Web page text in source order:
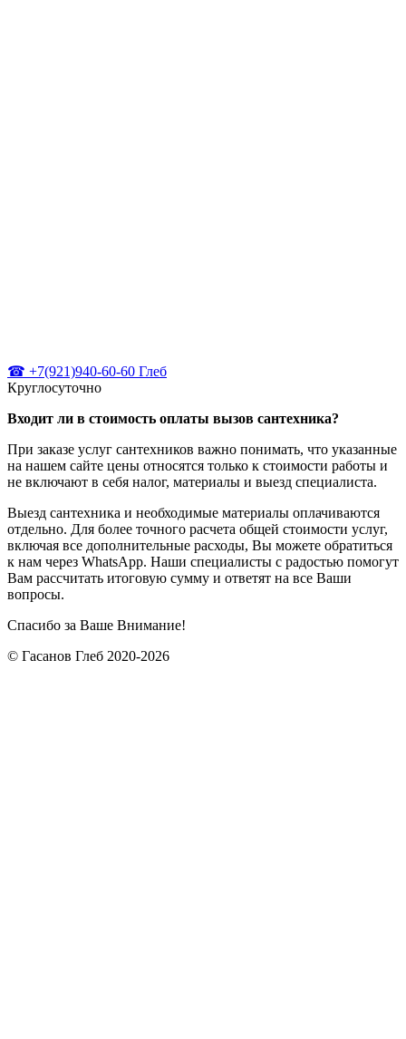
☎ +7(921)940-60-60 Глеб
Круглосуточно
Входит ли в стоимость оплаты вызов сантехника?
При заказе услуг сантехников важно понимать, что указанные
на нашем сайте цены относятся только к стоимости работы и
не включают в себя налог, материалы и выезд специалиста.
Выезд сантехника и необходимые материалы оплачиваются
отдельно. Для более точного расчета общей стоимости услуг,
включая все дополнительные расходы, Вы можете обратиться
к нам через WhatsApp. Наши специалисты с радостью помогут
Вам рассчитать итоговую сумму и ответят на все Ваши
вопросы.
Спасибо за Ваше Внимание!
© Гасанов Глеб 2020-2026